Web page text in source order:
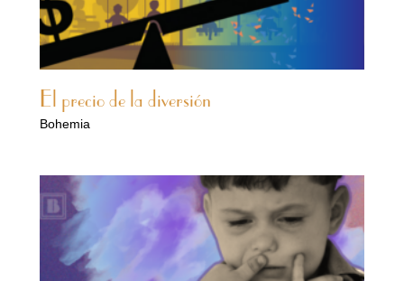
El precio de la diversión
Bohemia